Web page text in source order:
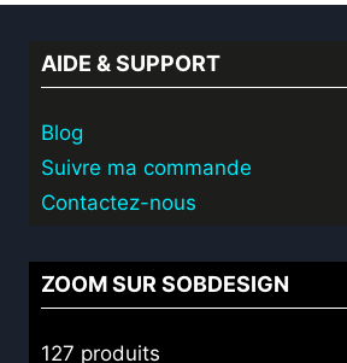
AIDE & SUPPORT
Blog
Suivre ma commande
Contactez-nous
ZOOM SUR SOBDESIGN
127 produits